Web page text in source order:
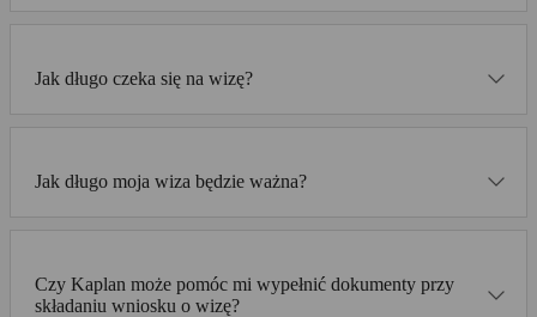
Jak długo czeka się na wizę?
Jak długo moja wiza będzie ważna?
Czy Kaplan może pomóc mi wypełnić dokumenty przy
składaniu wniosku o wizę?